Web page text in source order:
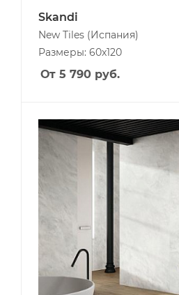
Skandi
New Tiles (Испания)
Размеры: 60x120
От 5 790 руб.